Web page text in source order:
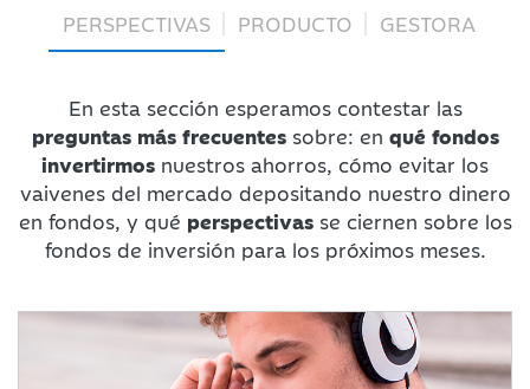
PERSPECTIVAS PRODUCTO GESTORA
En esta sección esperamos contestar las
preguntas más frecuentessobre: en qué fondos
invertirmos nuestros ahorros, cómo evitar los
vaivenes del mercado depositando nuestro dinero
en fondos, y qué perspectivasse ciernen sobre los
fondos de inversión para los próximos meses.